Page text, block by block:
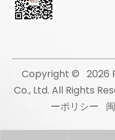
Copyright © 2026
Co., Ltd. All Rights
ーポリシー